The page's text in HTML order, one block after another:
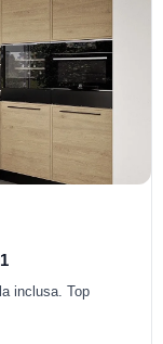
inclusa. Top